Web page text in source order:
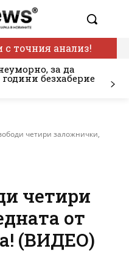
точния анализ!
за да
безхаберие
четири заложнички,
четири
от
(ВИДЕО)